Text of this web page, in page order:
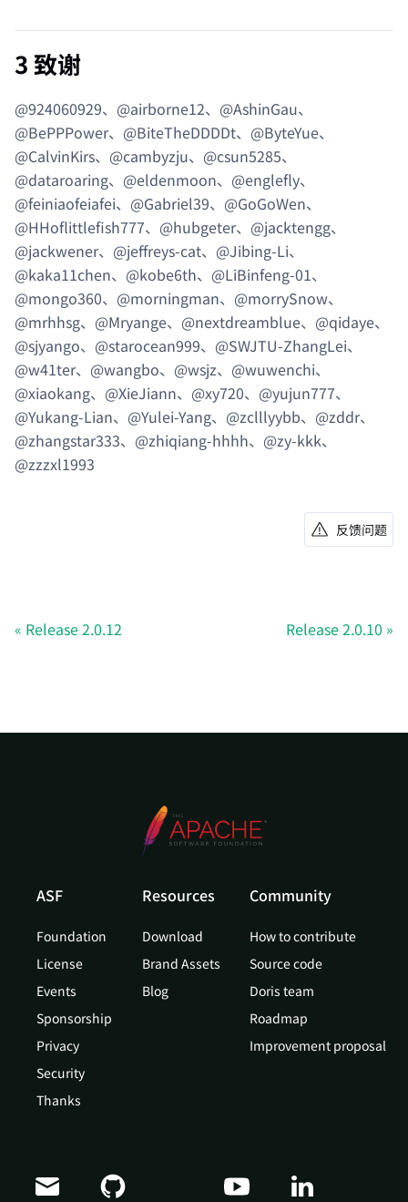
3 致谢
@924060929、@airborne12、@AshinGau、
@BePPPower、@BiteTheDDDDt、@ByteYue、
@CalvinKirs、@cambyzju、@csun5285、
@dataroaring、@eldenmoon、@englefly、
@feiniaofeiafei、@Gabriel39、@GoGoWen、
@HHoflittlefish777、@hubgeter、@jacktengg、
@jackwener、@jeffreys-cat、@Jibing-Li、
@kaka11chen、@kobe6th、@LiBinfeng-01、
@mongo360、@morningman、@morrySnow、
@mrhhsg、@Mryange、@nextdreamblue、@qidaye、
@sjyango、@starocean999、@SWJTU-ZhangLei、
@w41ter、@wangbo、@wsjz、@wuwenchi、
@xiaokang、@XieJiann、@xy720、@yujun777、
@Yukang-Lian、@Yulei-Yang、@zclllyybb、@zddr、
@zhangstar333、@zhiqiang-hhhh、@zy-kkk、
@zzzxl1993
反馈问题
Release 2.0.12 Release 2.0.10
ASF
Foundation
License
Events
Sponsorship
Privacy
Security
Thanks
Resources
Download
Brand Assets
Blog
Community
How to contribute
Source code
Doris team
Roadmap
Improvement proposal